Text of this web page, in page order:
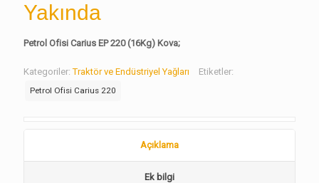
Yakında
Petrol Ofisi Carius EP 220 (16Kg) Kova;
Kategoriler:Traktör ve Endüstriyel Yağları Etiketler:
Petrol Ofisi Carius 220
Açıklama
Ek bilgi